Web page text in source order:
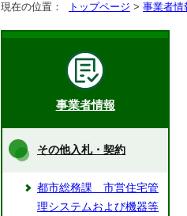
現在の位置： トップページ > 事業者情
事業者情報
その他入札・契約
都市総務課 市営住宅管
理システムおよび機器等